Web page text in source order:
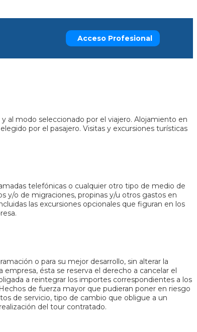
Acceso Profesional
al modo seleccionado por el viajero. Alojamiento en
por el pasajero. Visitas y excursiones turísticas
telefónicas o cualquier otro tipo de medio de
y/o de migraciones, propinas y/u otros gastos en
las excursiones opcionales que figuran en los
o para su mejor desarrollo, sin alterar la
ésta se reserva el derecho a cancelar el
a reintegrar los importes correspondientes a los
de fuerza mayor que pudieran poner en riesgo
de servicio, tipo de cambio que obligue a un
del tour contratado.